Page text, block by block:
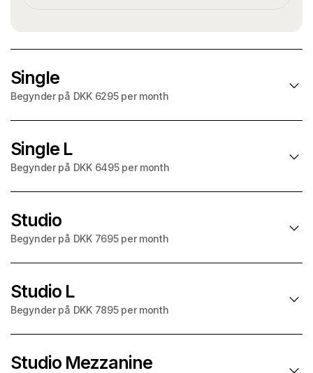
Single
Begynder på DKK 6295 per month
Sidste ledige værelser – Book nu!
Begynder på
DKK 6295
+ forbrug aconto
29m² BBR
90cm seng
Tekøkken
Fuldt møbleret
Privat badeværelse
WiFi
Single L
Begynder på DKK 6495 per month
UDSOLGT i august
Begynder på
DKK 6495
+ forbrug aconto
31m² BBR
120cm seng
Tekøkken
Studio
Begynder på DKK 7695 per month
UDSOLGT i august
Begynder på
DKK 7695
+ forbrug aconto
Studio L
Begynder på DKK 7895 per month
UDSOLGT i august
Studio Mezzanine